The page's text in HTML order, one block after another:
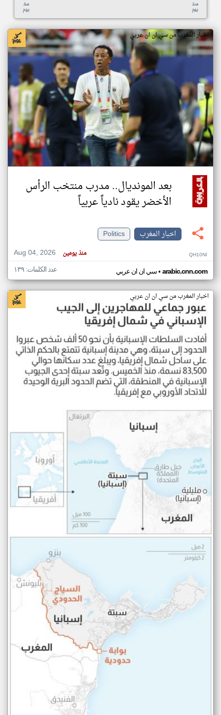
منذ
يوم
منذ
يوم
اخبار المغرب من سي ان ان عربي
بعد المونديال.. مدرب منتخب الرأس
الأخضر يقود نادياً عربياً
اخبار المغرب
Politics
Aug 04, 2026
منذ يومين QH10NI
سي ان ان عربي• arabic.cnn.com عدد الكلمات: ١٣٩
اخبار المغرب من سي ان ان عربي